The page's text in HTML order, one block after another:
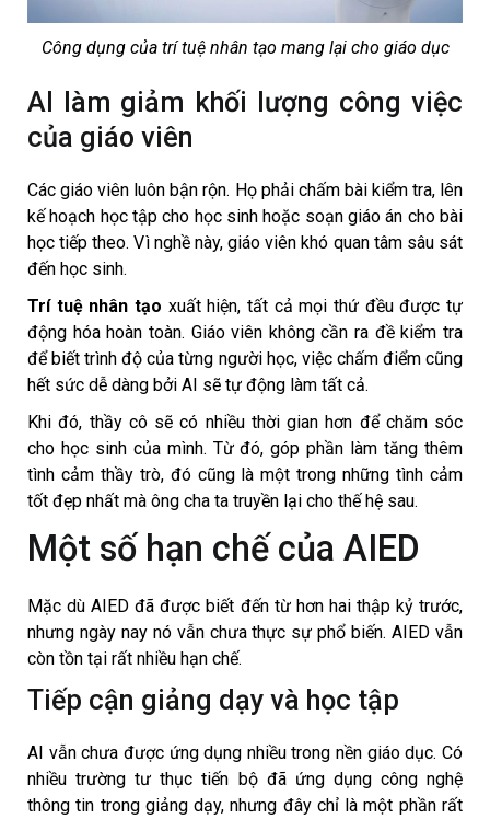
Công dụng của trí tuệ nhân tạo mang lại cho giáo dục
AI làm giảm khối lượng công việc
của giáo viên
Các giáo viên luôn bận rộn. Họ phải chấm bài kiểm tra, lên
kế hoạch học tập cho học sinh hoặc soạn giáo án cho bài
học tiếp theo. Vì nghề này, giáo viên khó quan tâm sâu sát
đến học sinh.
Trí tuệ nhân tạo xuất hiện, tất cả mọi thứ đều được tự
động hóa hoàn toàn. Giáo viên không cần ra đề kiểm tra
để biết trình độ của từng người học, việc chấm điểm cũng
hết sức dễ dàng bởi AI sẽ tự động làm tất cả.
Khi đó, thầy cô sẽ có nhiều thời gian hơn để chăm sóc
cho học sinh của mình. Từ đó, góp phần làm tăng thêm
tình cảm thầy trò, đó cũng là một trong những tình cảm
tốt đẹp nhất mà ông cha ta truyền lại cho thế hệ sau.
Một số hạn chế của AIED
Mặc dù AIED đã được biết đến từ hơn hai thập kỷ trước,
nhưng ngày nay nó vẫn chưa thực sự phổ biến. AIED vẫn
còn tồn tại rất nhiều hạn chế.
Tiếp cận giảng dạy và học tập
AI vẫn chưa được ứng dụng nhiều trong nền giáo dục. Có
nhiều trường tư thục tiến bộ đã ứng dụng công nghệ
thông tin trong giảng dạy, nhưng đây chỉ là một phần rất